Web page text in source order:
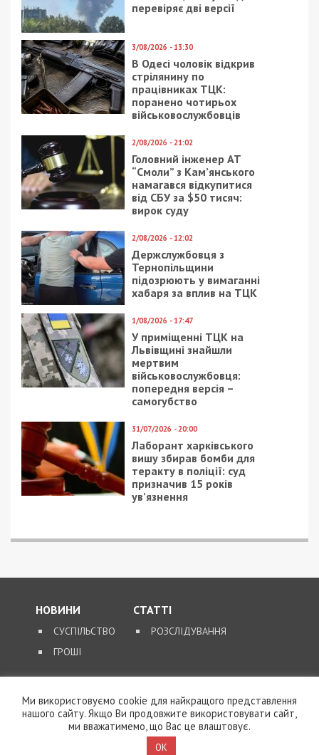
перевіряє дві версії
3/08/2026 - 13:30
В Одесі чоловік відкрив
стрілянину по
працівниках ТЦК:
поранено чотирьох
військовослужбовців
2/08/2026 - 21:02
Головний інженер АТ
“Смоли” з Кам’янського
намагався відкупитися
від СБУ за $50 тисяч:
вирок суду
2/08/2026 - 12:02
Держслужбовця з
Тернопільщини
підозрюють у вимаганні
хабаря за вплив на ТЦК
1/08/2026 - 17:47
У приміщенні ТЦК на
Львівщині знайшли
мертвим
військовослужбовця:
попередня версія –
самогубство
31/07/2026 - 20:00
Лаборант харківського
вишу збирав бомби для
теракту в поліції: суд
призначив 15 років
ув’язнення
НОВИНИ
СУСПІЛЬСТВО
ГРОШІ
СТАТТІ
РОЗСЛІДУВАННЯ
КОНТАКТИ
Ми використовуємо cookie для найкращого представлення
нашого сайту. Якщо Ви продовжите використовувати сайт,
ми вважатимемо, що Вас це влаштовує.
OK